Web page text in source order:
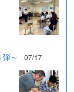
～ 07/17